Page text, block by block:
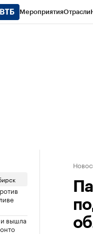
МероприятияОтрасли
вышла